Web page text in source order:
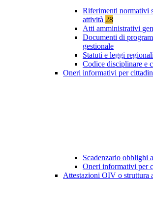
Riferimenti normativi
attività 28
Atti amministrativi
Documenti di
gestionale
Statuti e leggi regionali
Codice disciplinare e
Oneri informativi per
Scadenzario obblighi
Oneri informativi per
Attestazioni OIV o struttura